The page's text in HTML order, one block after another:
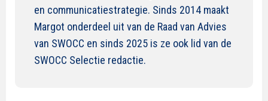
en communicatiestrategie. Sinds 2014 maakt
Margot onderdeel uit van de Raad van Advies
van SWOCC en sinds 2025 is ze ook lid van de
SWOCC Selectie redactie.